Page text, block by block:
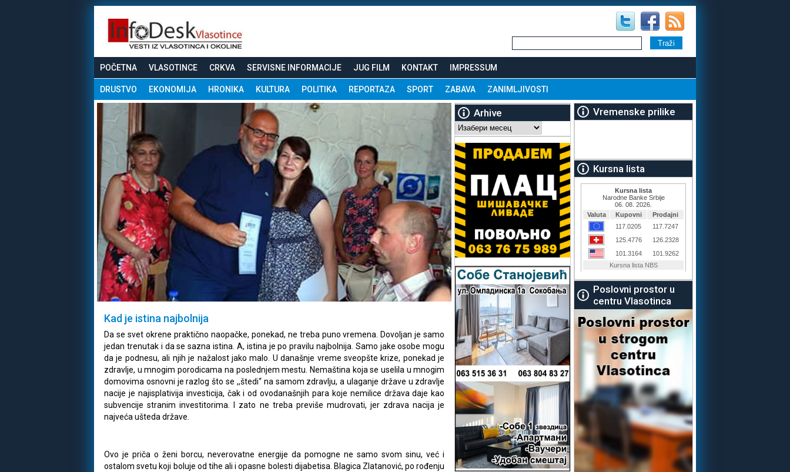
POČETNA VLASOTINCE CRKVA SERVISNE INFORMACIJE JUG FILM KONTAKT IMPRESSUM
DRUSTVO EKONOMIJA HRONIKA KULTURA POLITIKA REPORTAZA SPORT ZABAVA ZANIMLJIVOSTI
Kad je istina najbolnija
Da se svet okrene praktično naopačke, ponekad, ne treba puno vremena. Dovoljan je samo
jedan trenutak i da se sazna istina. A, istina je po pravilu najbolnija. Samo jake osobe mogu
da je podnesu, ali njih je nažalost jako malo. U današnje vreme sveopšte krize, ponekad je
zdravlje, u mnogim porodicama na poslednjem mestu. Nemaština koja se uselila u mnogim
domovima osnovni je razlog što se ,,štedi“ na samom zdravlju, a ulaganje države u zdravlje
nacije je najisplativija investicija, čak i od ovodanašnjih para koje nemilice država daje kao
subvencije stranim investitorima. I zato ne treba previše mudrovati, jer zdrava nacija je
najveća ušteda države.
Ovo je priča o ženi borcu, neverovatne energije da pomogne ne samo svom sinu, već i
ostalom svetu koji boluje od tihe ali i opasne bolesti dijabetisa. Blagica Zlatanović, po rođenju
Arhive
Arhive
Vremenske prilike
Kursna lista
Poslovni prostor u
centru Vlasotinca